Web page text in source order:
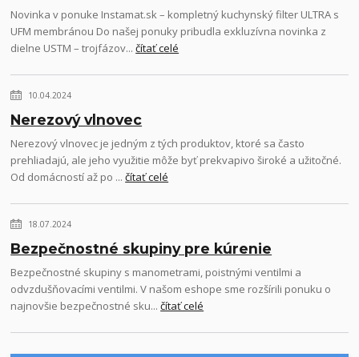
Novinka v ponuke Instamat.sk – kompletný kuchynský filter ULTRA s
UFM membránou Do našej ponuky pribudla exkluzívna novinka z
dielne USTM – trojfázov...čítať celé
10.04.2024
Nerezový vlnovec
Nerezový vlnovec je jedným z tých produktov, ktoré sa často
prehliadajú, ale jeho využitie môže byť prekvapivo široké a užitočné.
Od domácností až po ...čítať celé
18.07.2024
Bezpečnostné skupiny pre kúrenie
Bezpečnostné skupiny s manometrami, poistnými ventilmi a
odvzdušňovacími ventilmi. V našom eshope sme rozšírili ponuku o
najnovšie bezpečnostné sku...čítať celé